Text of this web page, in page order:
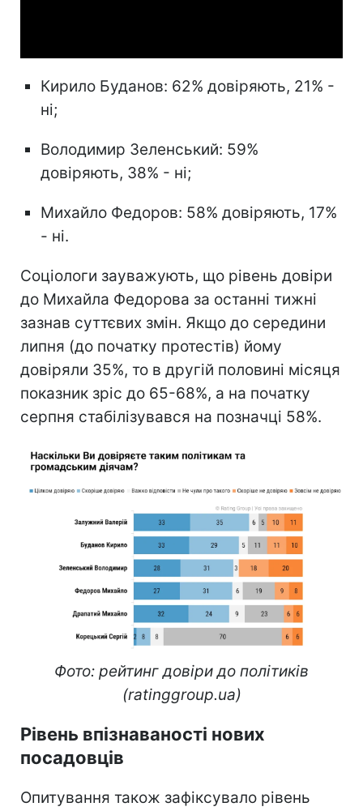
Кирило Буданов: 62% довіряють, 21% -
ні;
Володимир Зеленський: 59%
довіряють, 38% - ні;
Михайло Федоров: 58% довіряють, 17%
- ні.
Соціологи зауважують, що рівень довіри
до Михайла Федорова за останні тижні
зазнав суттєвих змін. Якщо до середини
липня (до початку протестів) йому
довіряли 35%, то в другій половині місяця
показник зріс до 65-68%, а на початку
серпня стабілізувався на позначці 58%.
Фото: рейтинг довіри до політиків
(ratinggroup.ua)
Рівень впізнаваності нових
посадовців
Опитування також зафіксувало рівень